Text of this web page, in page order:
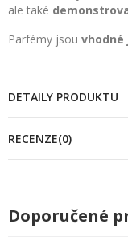
ale také
Parfémy jsou vhodné
DETAILY PRODUKTU
RECENZE(0)
Doporučené